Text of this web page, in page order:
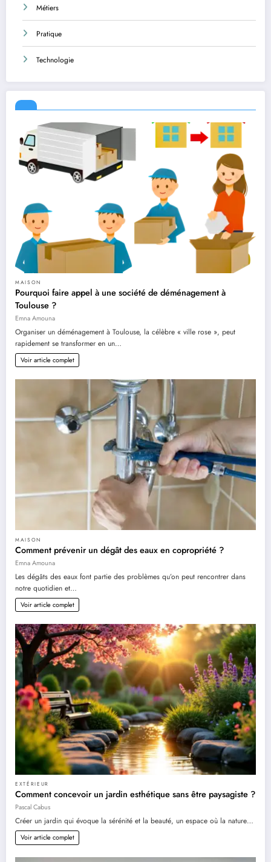
Métiers
Pratique
Technologie
MAISON
Pourquoi faire appel à une société de déménagement à
Toulouse ?
Emna Amouna
Organiser un déménagement à Toulouse, la célèbre « ville rose », peut
rapidement se transformer en un…
Voir article complet
MAISON
Comment prévenir un dégât des eaux en copropriété ?
Emna Amouna
Les dégâts des eaux font partie des problèmes qu’on peut rencontrer dans
notre quotidien et…
Voir article complet
EXTÉRIEUR
Comment concevoir un jardin esthétique sans être paysagiste ?
Pascal Cabus
Créer un jardin qui évoque la sérénité et la beauté, un espace où la nature…
Voir article complet